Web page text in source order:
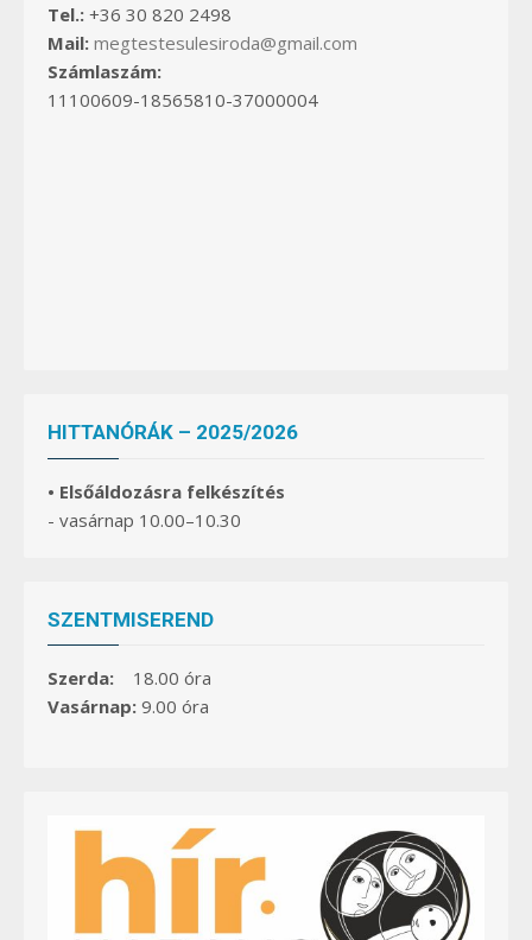
Tel.: +36 30 820 2498
Mail: megtestesulesiroda@gmail.com
Számlaszám:
11100609-18565810-37000004
HITTANÓRÁK – 2025/2026
• Elsőáldozásra felkészítés
- vasárnap 10.00–10.30
SZENTMISEREND
Szerda: 18.00 óra
Vasárnap: 9.00 óra